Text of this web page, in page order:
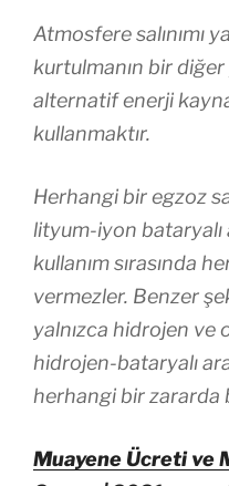
Atmosfere salınımı
kurtulmanın bir
alternatif enerji
kullanmaktır.
Herhangi bir egzoz
lityum-iyon
kullanım sırasında
vermezler. Benzer
yalnızca hidrojen ve
hidrojen-bataryalı
herhangi bir zararda
Muayene Ücreti ve